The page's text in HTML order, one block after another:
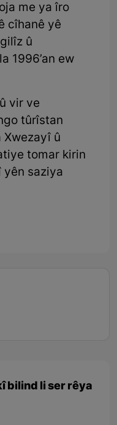
me ya îro
cîhanê yê
û
1996’an ew
vir ve
tûrîstan
û
tomar kirin
yên saziya
bilind li ser rêya